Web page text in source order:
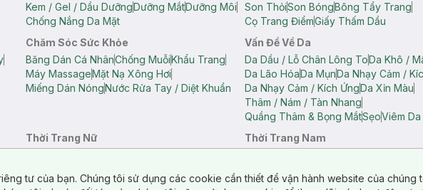
Kem / Gel / Dầu DưỡngDưỡng MắtDưỡng Môi
Chống Nắng Da Mặt
Son ThỏiSon BóngBông Tẩy Trang
Cọ Trang ĐiểmGiấy Thấm Dầu
Chăm Sóc Sức Khỏe
Băng Dán Cá NhânChống MuỗiKhẩu Trang
Máy MassageMặt Nạ Xông Hơi
Miếng Dán NóngNước Rửa Tay / Diệt Khuẩn
Vấn Đề Về Da
Da Dầu / Lỗ Chân Lông ToDa Khô /
Da Lão HóaDa MụnDa Nhạy Cảm /
Da Nhạy Cảm / Kích ỨngDa Xỉn Màu
Thâm / Nám / Tàn Nhang
Quầng Thâm & Bọng MắtSẹoViêm
Xả
Thời Trang Nữ
Quần Lót NữQuần Short Nữ
Thời Trang Nam
tư của bạn. Chúng tôi sử dụng các cookie cần thiết để vận hành website của